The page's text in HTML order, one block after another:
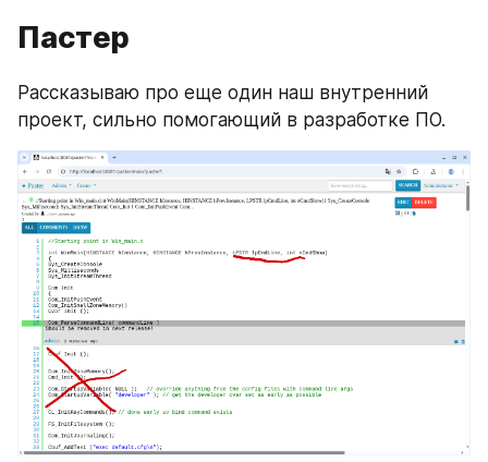
Пастер
Рассказываю про еще один наш внутренний
проект, сильно помогающий в разработке ПО.